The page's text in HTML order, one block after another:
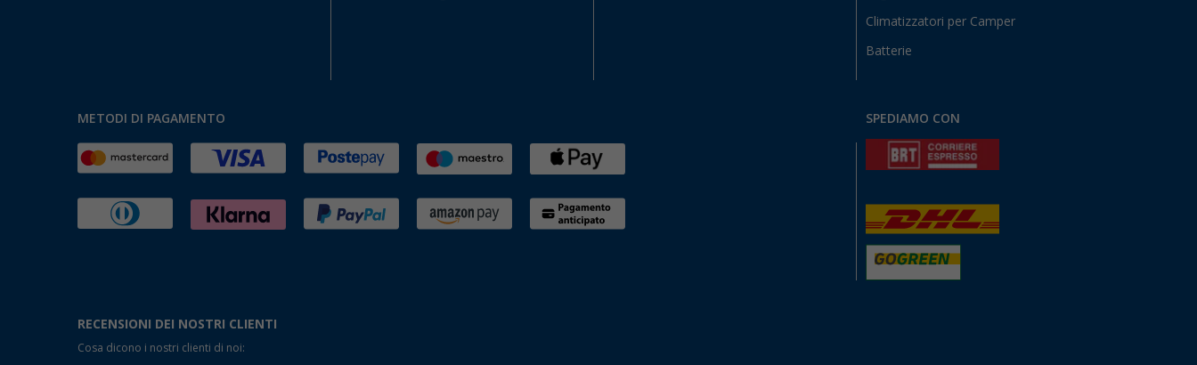
Climatizzatori per Camper
Batterie
METODI DI PAGAMENTO SPEDIAMO CON
RECENSIONI DEI NOSTRI CLIENTI
Cosa dicono i nostri clienti di noi: